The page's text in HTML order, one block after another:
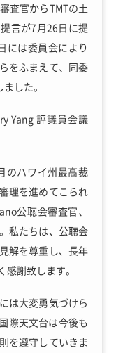
査官からTMTの土
言が7月26日に提
には委員会により
をふまえて、同委
した。
Yang 評議員会議
のハワイ州最高裁
理を進めてこられ
公聴会審査官、
私たちは、公聴会
解を尊重し、長年
謝致します。
は大変勇気づけら
際天文台は今後も
を遵守していきま